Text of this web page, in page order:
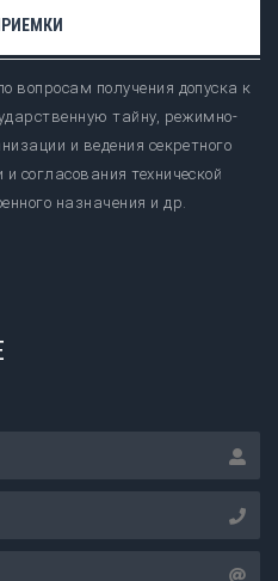
обслуживания, ремонта,
и военной техники.
вопросам получения допуска к
тайну, режимно-
и ведения секретного
согласования технической
назначения и др.